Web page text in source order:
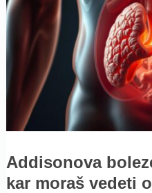
Addisonova
kar moraš vedeti